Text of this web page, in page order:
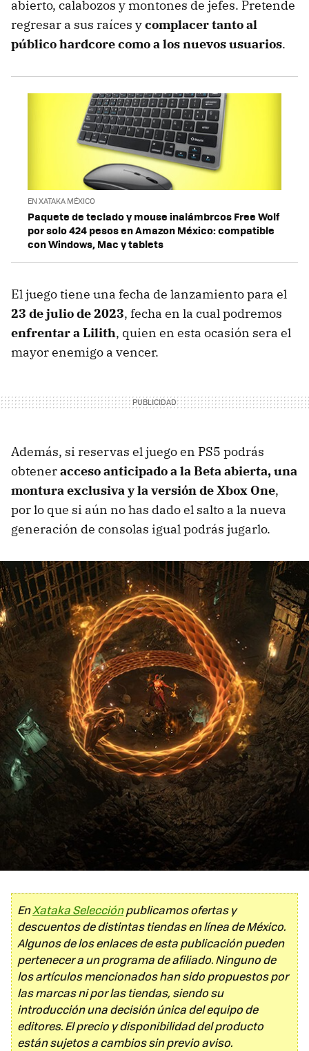
abierto, calabozos y montones de jefes. Pretende
regresar a sus raíces ycomplacer tanto al
público hardcore como a los nuevos usuarios.
EN XATAKA MÉXICO
Paquete de teclado y mouse inalámbrcos Free Wolf
por solo 424 pesos en Amazon México: compatible
con Windows, Mac y tablets
El juego tiene una fecha de lanzamiento para el
23 de julio de 2023, fecha en la cual podremos
enfrentar a Lilith, quien en esta ocasión sera el
mayor enemigo a vencer.
Además, si reservas el juego en PS5 podrás
obteneracceso anticipado a la Beta abierta, una
montura exclusiva y la versión de Xbox One,
por lo que si aún no has dado el salto a la nueva
generación de consolas igual podrás jugarlo.
EnXataka Selecciónpublicamos ofertas y
descuentos de distintas tiendas en línea de México.
Algunos de los enlaces de esta publicación pueden
pertenecer a un programa de afiliado. Ninguno de
los artículos mencionados han sido propuestos por
las marcas ni por las tiendas, siendo su
introducción una decisión única del equipo de
editores. El precio y disponibilidad del producto
están sujetos a cambios sin previo aviso.